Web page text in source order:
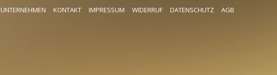
UNTERNEHMEN KONTAKT IMPRESSUM WIDERRUF DATENSCHUTZ AGB